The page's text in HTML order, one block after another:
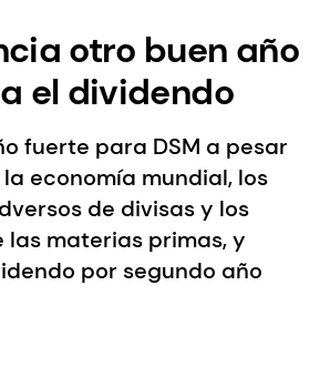
otro buen año
el dividendo
fuerte para DSM a pesar
economía mundial, los
de divisas y los
las materias primas, y
por segundo año